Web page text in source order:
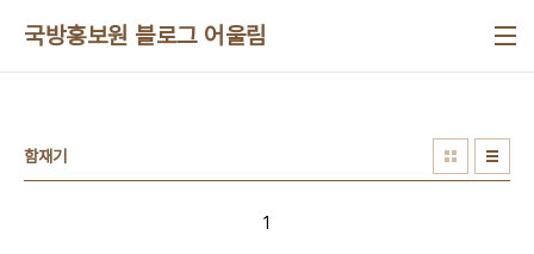
국방홍보원 블로그 어울림
함재기
1